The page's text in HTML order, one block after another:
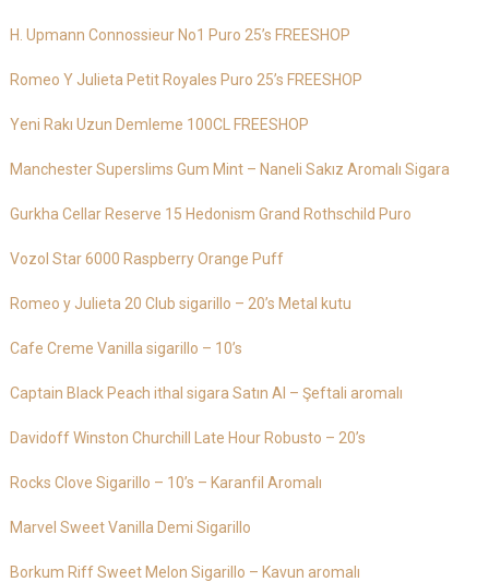
H. Upmann Connossieur No1 Puro 25’s FREESHOP
Romeo Y Julieta Petit Royales Puro 25’s FREESHOP
Yeni Rakı Uzun Demleme 100CL FREESHOP
Manchester Superslims Gum Mint – Naneli Sakız Aromalı Sigara
Gurkha Cellar Reserve 15 Hedonism Grand Rothschild Puro
Vozol Star 6000 Raspberry Orange Puff
Romeo y Julieta 20 Club sigarillo – 20’s Metal kutu
Cafe Creme Vanilla sigarillo – 10’s
Captain Black Peach ithal sigara Satın Al – Şeftali aromalı
Davidoff Winston Churchill Late Hour Robusto – 20’s
Rocks Clove Sigarillo – 10’s – Karanfil Aromalı
Marvel Sweet Vanilla Demi Sigarillo
Borkum Riff Sweet Melon Sigarillo – Kavun aromalı